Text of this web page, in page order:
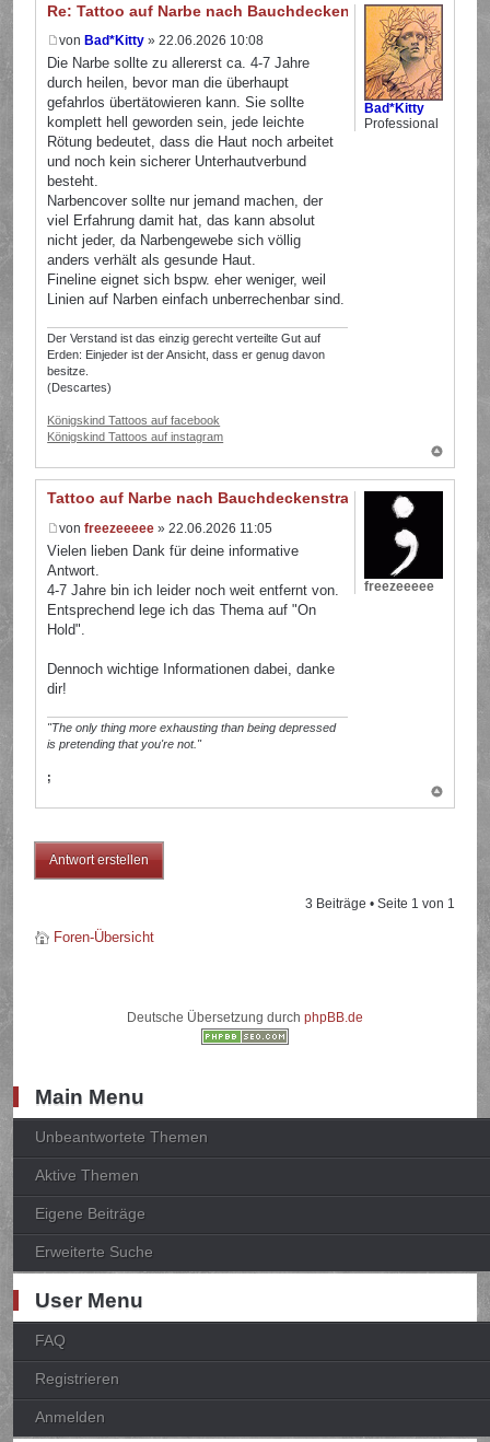
Re: Tattoo auf Narbe nach Bauchdeckenstraffung
von Bad*Kitty » 22.06.2026 10:08
Die Narbe sollte zu allererst ca. 4-7 Jahre
durch heilen, bevor man die überhaupt
gefahrlos übertätowieren kann. Sie sollte
komplett hell geworden sein, jede leichte
Rötung bedeutet, dass die Haut noch arbeitet
und noch kein sicherer Unterhautverbund
besteht.
Narbencover sollte nur jemand machen, der
viel Erfahrung damit hat, das kann absolut
nicht jeder, da Narbengewebe sich völlig
anders verhält als gesunde Haut.
Fineline eignet sich bspw. eher weniger, weil
Linien auf Narben einfach unberrechenbar sind.
Der Verstand ist das einzig gerecht verteilte Gut auf
Erden: Einjeder ist der Ansicht, dass er genug davon
besitze.
(Descartes)
Königskind Tattoos auf facebook
Königskind Tattoos auf instagram
Bad*Kitty
Professional
Tattoo auf Narbe nach Bauchdeckenstraffung
vonfreezeeeee » 22.06.2026 11:05
Vielen lieben Dank für deine informative
Antwort.
4-7 Jahre bin ich leider noch weit entfernt von.
Entsprechend lege ich das Thema auf "On
Hold".
Dennoch wichtige Informationen dabei, danke
dir!
"The only thing more exhausting than being depressed
is pretending that you're not."
;
freezeeeee
Antwort erstellen
3 Beiträge • Seite 1 von 1
Foren-Übersicht
Deutsche Übersetzung durch phpBB.de
Main Menu
Unbeantwortete Themen
Aktive Themen
Eigene Beiträge
Erweiterte Suche
User Menu
FAQ
Registrieren
Anmelden